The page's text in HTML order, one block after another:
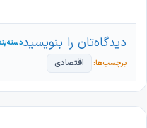
اقتصادی
دیدگاه‌تان را بنویسید